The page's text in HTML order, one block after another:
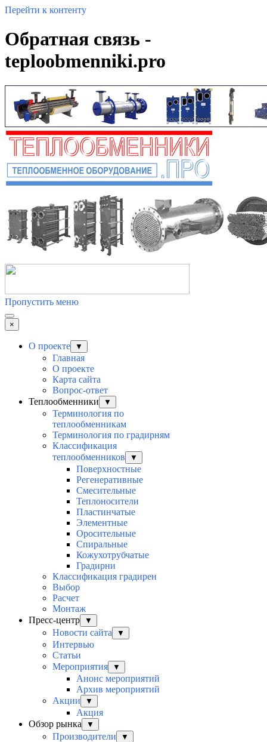
Перейти к контенту
Обратная связь -
teploobmenniki.pro
Пропустить меню
×
О проекте ▼
Главная
О проекте
Карта сайта
Вопрос-ответ
Теплообменники
▼
Терминология по
теплообменникам
Терминология по градирням
Классификация
теплообменников
▼
Поверхностные
Регенеративные
Смесительные
Теплоносители
Пластинчатые
Элементные
Оросительные
Спиральные
Кожухотрубчатые
Градирни
Классификация градирен
Выбор
Расчет
Монтаж
Пресс-центр
▼
Новости сайта ▼
Интервью
Статьи
Мероприятия
▼
Анонс мероприятий
Архив мероприятий
Акции
▼
Акция
Обзор рынка
▼
Производители ▼